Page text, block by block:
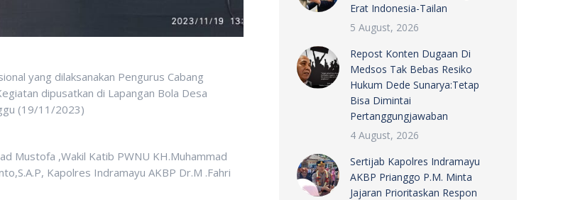
yang dilaksanakan Pengurus Cabang
dipusatkan di Lapangan Bola Desa
(19/11/2023)
Mustofa ,Wakil Katib PWNU KH.Muhammad
Kapolres Indramayu AKBP Dr.M .Fahri
Erat Indonesia-Tailan
5 August, 2026
Repost Konten Dugaan Di
Medsos Tak Bebas Resiko
Hukum Dede Sunarya:Tetap
Bisa Dimintai
Pertanggungjawaban
4 August, 2026
Sertijab Kapolres Indramayu
AKBP Prianggo P.M. Minta
Jajaran Prioritaskan Respon